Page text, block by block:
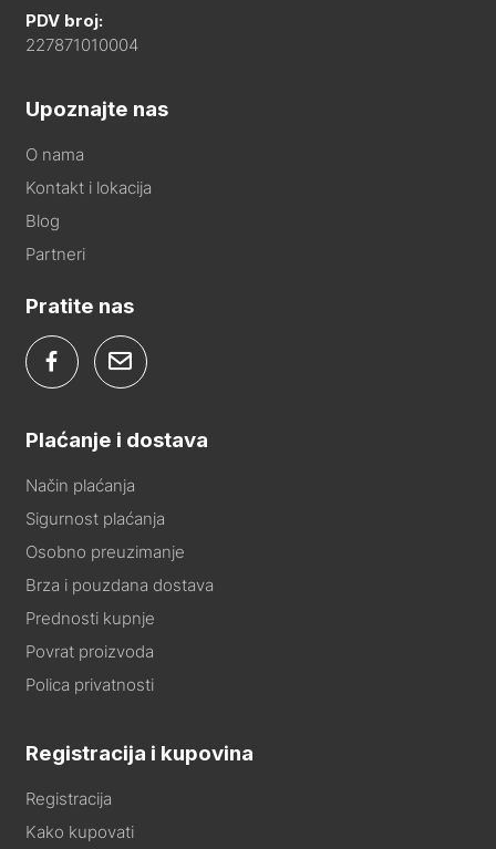
PDV broj:
227871010004
Upoznajte nas
O nama
Kontakt i lokacija
Blog
Partneri
Pratite nas
Plaćanje i dostava
Način plaćanja
Sigurnost plaćanja
Osobno preuzimanje
Brza i pouzdana dostava
Prednosti kupnje
Povrat proizvoda
Polica privatnosti
Registracija i kupovina
Registracija
Kako kupovati